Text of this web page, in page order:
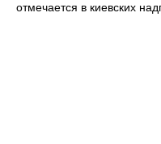
отмечается в киевских